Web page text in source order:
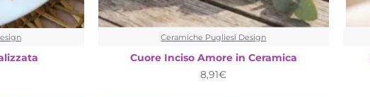
Ceramiche Pugliesi Design
Cuore Inciso Amore in Ceramica
8,91€